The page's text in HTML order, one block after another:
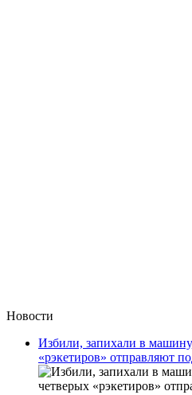
Новости
Избили, запихали в
«рэкетиров» отправляют